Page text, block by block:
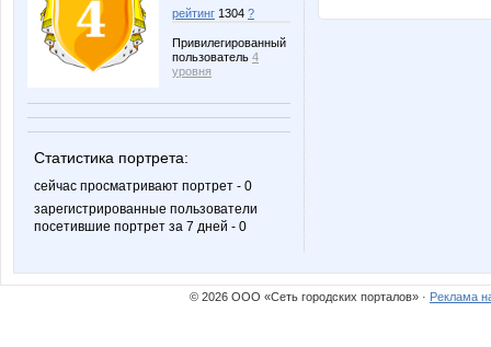
рейтинг 1304 ?
Привилегированный
пользователь 4
уровня
Статистика портрета:
сейчас просматривают портрет - 0
зарегистрированные пользователи
посетившие портрет за 7 дней - 0
© 2026 ООО «Сеть городских порталов» · Реклама